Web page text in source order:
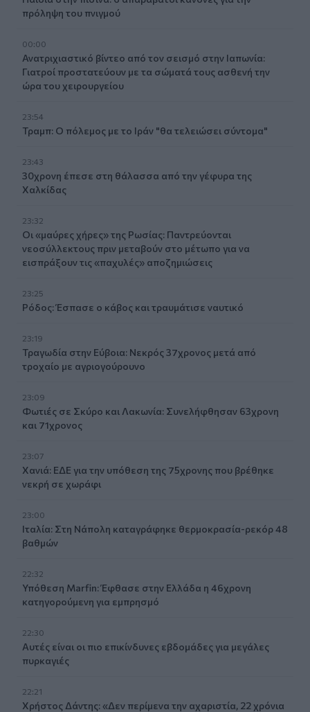
πρόληψη του πνιγμού
00:00
Ανατριχιαστικό βίντεο από τον σεισμό στην Ιαπωνία:
Γιατροί προστατεύουν με τα σώματά τους ασθενή την
ώρα του χειρουργείου
23:54
Τραμπ: Ο πόλεμος με το Ιράν "θα τελειώσει σύντομα"
23:43
30χρονη έπεσε στη θάλασσα από την γέφυρα της
Χαλκίδας
23:32
Οι «μαύρες χήρες» της Ρωσίας: Παντρεύονται
νεοσύλλεκτους πριν μεταβούν στο μέτωπο για να
εισπράξουν τις «παχυλές» αποζημιώσεις
23:25
Ρόδος: Έσπασε ο κάβος και τραυμάτισε ναυτικό
23:19
Τραγωδία στην Εύβοια: Νεκρός 37χρονος μετά από
τροχαίο με αγριογούρουνο
23:09
Φωτιές σε Σκύρο και Λακωνία: Συνελήφθησαν 63χρονη
και 71χρονος
23:07
Χανιά: ΕΔΕ για την υπόθεση της 75χρονης που βρέθηκε
νεκρή σε χωράφι
23:00
Ιταλία: Στη Νάπολη καταγράφηκε θερμοκρασία-ρεκόρ 48
βαθμών
22:32
Υπόθεση Marfin: Έφθασε στην Ελλάδα η 46χρονη
κατηγορούμενη για εμπρησμό
22:30
Αυτές είναι οι πιο επικίνδυνες εβδομάδες για μεγάλες
πυρκαγιές
22:21
Χρήστος Δάντης: «Δεν περίμενα την αχαριστία, 22 χρόνια